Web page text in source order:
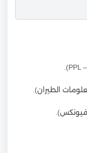
الطيران).